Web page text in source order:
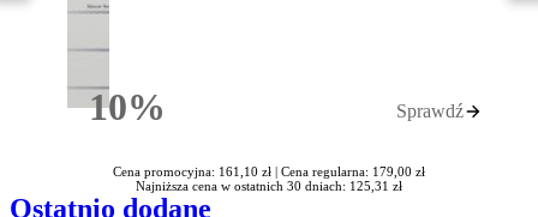
10%Rabatu Sprawdź
Cena promocyjna: 161,10 zł | Cena regularna: 179,00 zł
Najniższa cena w ostatnich 30 dniach: 125,31 zł
Ostatnio dodane